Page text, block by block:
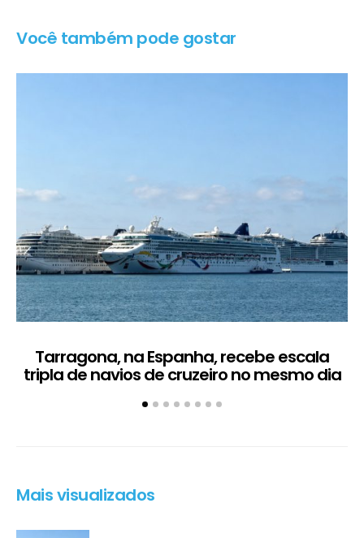
Você também pode gostar
Tarragona, na Espanha, recebe escala
tripla de navios de cruzeiro no mesmo dia
Mais visualizados